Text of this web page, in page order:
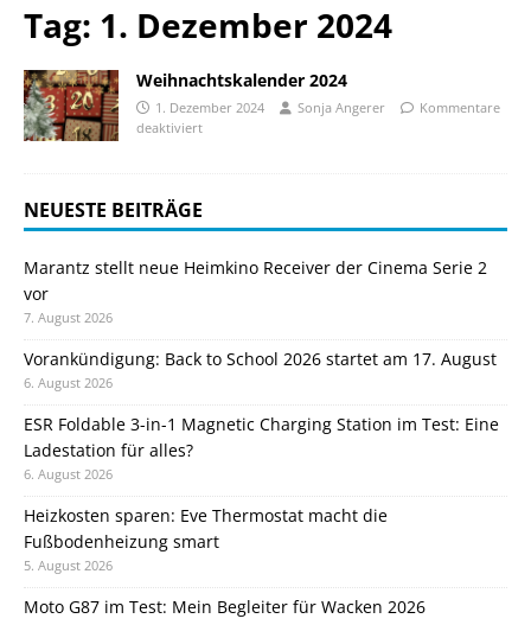
Tag: 1. Dezember 2024
Weihnachtskalender 2024
1. Dezember 2024 Sonja Angerer
Kommentare
deaktiviert
NEUESTE BEITRÄGE
Marantz stellt neue Heimkino Receiver der Cinema Serie 2
vor
7. August 2026
Vorankündigung: Back to School 2026 startet am 17. August
6. August 2026
ESR Foldable 3-in-1 Magnetic Charging Station im Test: Eine
Ladestation für alles?
6. August 2026
Heizkosten sparen: Eve Thermostat macht die
Fußbodenheizung smart
5. August 2026
Moto G87 im Test: Mein Begleiter für Wacken 2026